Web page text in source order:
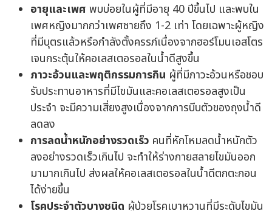
อายุและเพศ พบบ่อยในผู้ที่มีอายุ 40 ปีขึ้นไป และพบใน
เพศหญิงมากกว่าเพศชายถึง 1-2 เท่า โดยเฉพาะผู้หญิง
ที่มีบุตรแล้วหรือกำลังตั้งครรภ์เนื่องจากฮอร์โมนเอสโตร
เจนกระตุ้นให้คอเลสเตอรอลในน้ำดีสูงขึ้น
ภาวะอ้วนและพฤติกรรมการกิน ผู้ที่มีภาวะอ้วนหรือชอบ
รับประทานอาหารที่มีไขมันและคอเลสเตอรอลสูงเป็น
ประจำ จะมีความเสี่ยงสูงเนื่องจากการบีบตัวของถุงน้ำดี
ลดลง
การลดน้ำหนักอย่างรวดเร็ว คนที่หักโหมลดน้ำหนักตัว
ลงอย่างรวดเร็วเกินไป จะทำให้ร่างกายสลายไขมันออก
มามากเกินไป ส่งผลให้คอเลสเตอรอลในน้ำดีตกตะกอน
ได้ง่ายขึ้น
โรคประจำตัวบางชนิด ผู้ป่วยโรคเบาหวานที่มีระดับไขมัน